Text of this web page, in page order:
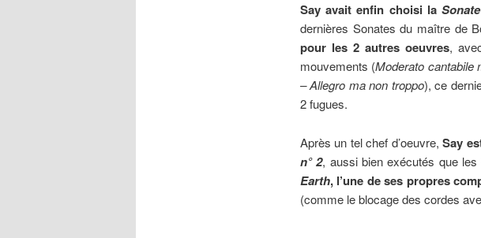
Say avait enfin choisi la
dernières Sonates du maître de
pour les 2 autres oeuvres,
mouvements (Moderato cantabile
– Allegro ma non troppo), ce
2 fugues.
Après un tel chef d’oeuvre,Say
n° 2, aussi bien exécutés que
Earth, l’une de ses propres
(comme le blocage des cordes